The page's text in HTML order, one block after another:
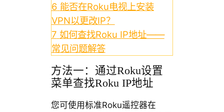
6 能否在Roku电视上安装
VPN以更改IP？
7 如何查找Roku IP地址——
常见问题解答
方法一：通过Roku设置
菜单查找Roku IP地址
您可使用标准Roku遥控器在